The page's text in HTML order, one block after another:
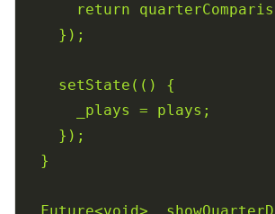
return
});
setState(()
{
_plays
=
plays;
});
}